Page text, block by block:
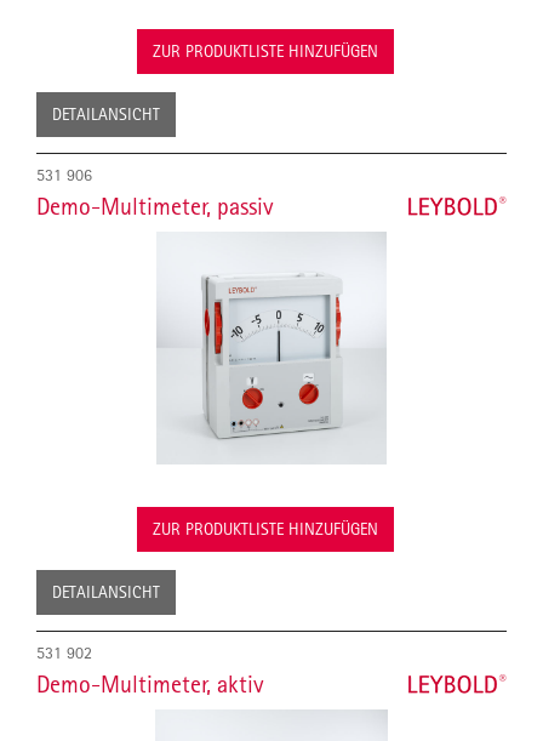
ZUR PRODUKTLISTE HINZUFÜGEN
DETAILANSICHT
531 906
Demo-Multimeter, passiv
ZUR PRODUKTLISTE HINZUFÜGEN
DETAILANSICHT
531 902
Demo-Multimeter, aktiv